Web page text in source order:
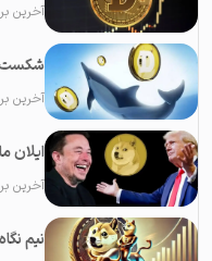
آخرین
آخرین
آخرین